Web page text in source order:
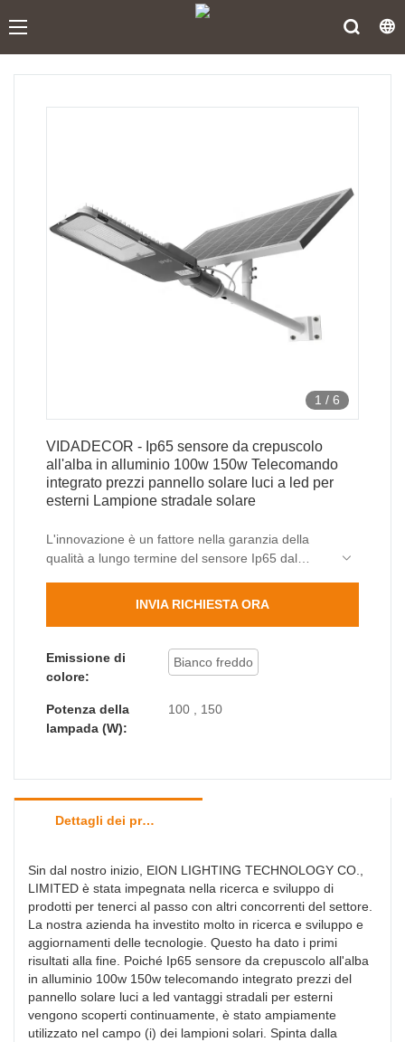
1 / 6
VIDADECOR - Ip65 sensore da crepuscolo
all'alba in alluminio 100w 150w Telecomando
integrato prezzi pannello solare luci a led per
esterni Lampione stradale solare
L'innovazione è un fattore nella garanzia della
qualità a lungo termine del sensore Ip65 dal
Telecomando integrato prezzi del pannello solare
mercato. Inoltre, possiamo personalizzare le
dimensioni, forma o colore per soddisfare le
INVIA RICHIESTA ORA
Emissione di
colore:
Bianco freddo
Potenza della
lampada (W):
100 , 150
Dettagli dei prodotti
Sin dal nostro inizio, EION LIGHTING TECHNOLOGY CO.,
LIMITED è stata impegnata nella ricerca e sviluppo di
prodotti per tenerci al passo con altri concorrenti del settore.
La nostra azienda ha investito molto in ricerca e sviluppo e
aggiornamenti delle tecnologie. Questo ha dato i primi
risultati alla fine. Poiché Ip65 sensore da crepuscolo all'alba
in alluminio 100w 150w telecomando integrato prezzi del
pannello solare luci a led vantaggi stradali per esterni
vengono scoperti continuamente, è stato ampiamente
utilizzato nel campo (i) dei lampioni solari. Spinta dalla